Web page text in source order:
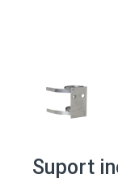
Suport